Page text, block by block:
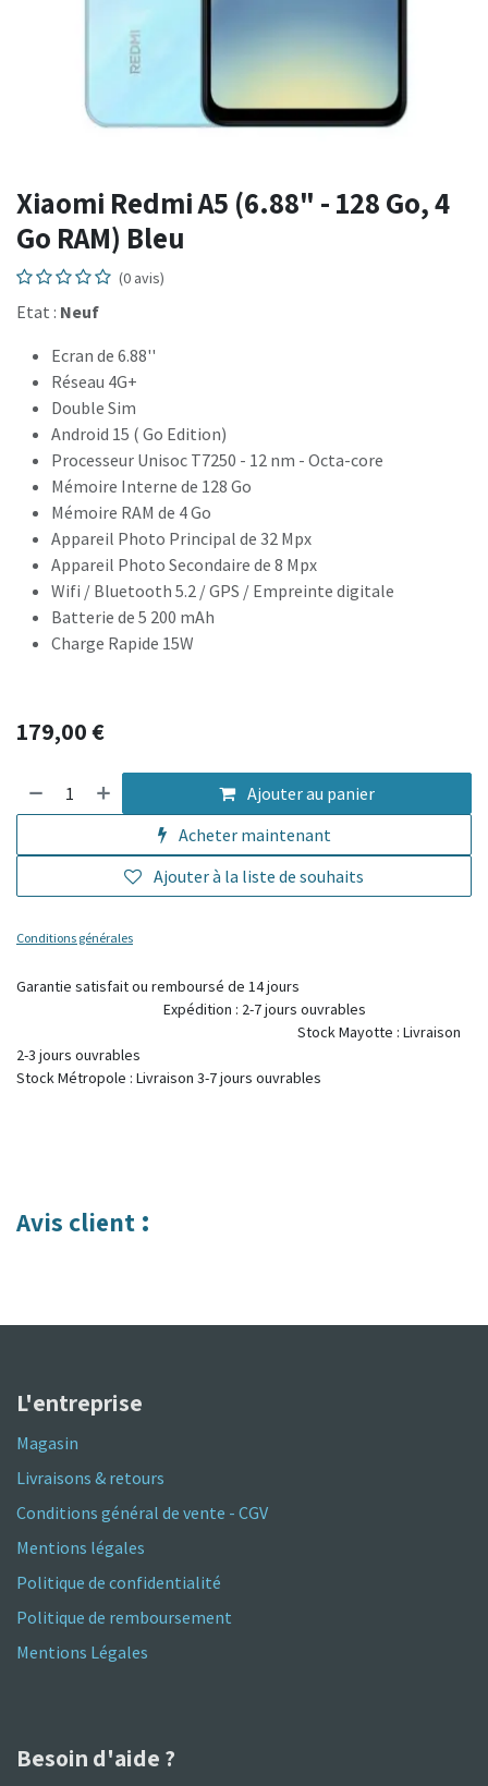
Xiaomi Redmi A5 (6.88" - 128 Go, 4
Go RAM) Bleu
(0 avis)
Etat : Neuf
Ecran de 6.88''
Réseau 4G+
Double Sim
Android 15 ( Go Edition)
Processeur Unisoc T7250 - 12 nm - Octa-core
Mémoire Interne de 128 Go
Mémoire RAM de 4 Go
Appareil Photo Principal de 32 Mpx
Appareil Photo Secondaire de 8 Mpx
Wifi / Bluetooth 5.2 / GPS / Empreinte digitale
Batterie de 5 200 mAh
Charge Rapide 15W
179,00€
Ajouter au panier
Acheter maintenant
Ajouter à la liste de souhaits
Conditions générales
Garantie satisfait ou remboursé de 14 jours
Expédition : 2-7 jours ouvrables
Stock Mayotte : Livraison
2-3 jours ouvrables
Stock Métropole : Livraison 3-7 jours ouvrables
Avis client :
L'entreprise
Magasin
Livraisons & retours
Conditions général de vente - CGV
Mentions légales
Politique de confidentialité
Politique de remboursement
Mentions Légales
Besoin d'aide ?